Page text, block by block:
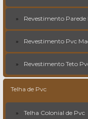
Revestimento Parede
Revestimento Pvc
Revestimento Teto
Telha de Pvc
Telha Colonial de Pvc